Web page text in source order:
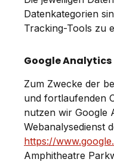
Datenkategorien
Tracking-Tools zu
Google Analytics
Zum Zwecke der
und fortlaufenden
nutzen wir Google
Webanalysedienst
https://
Amphitheatre